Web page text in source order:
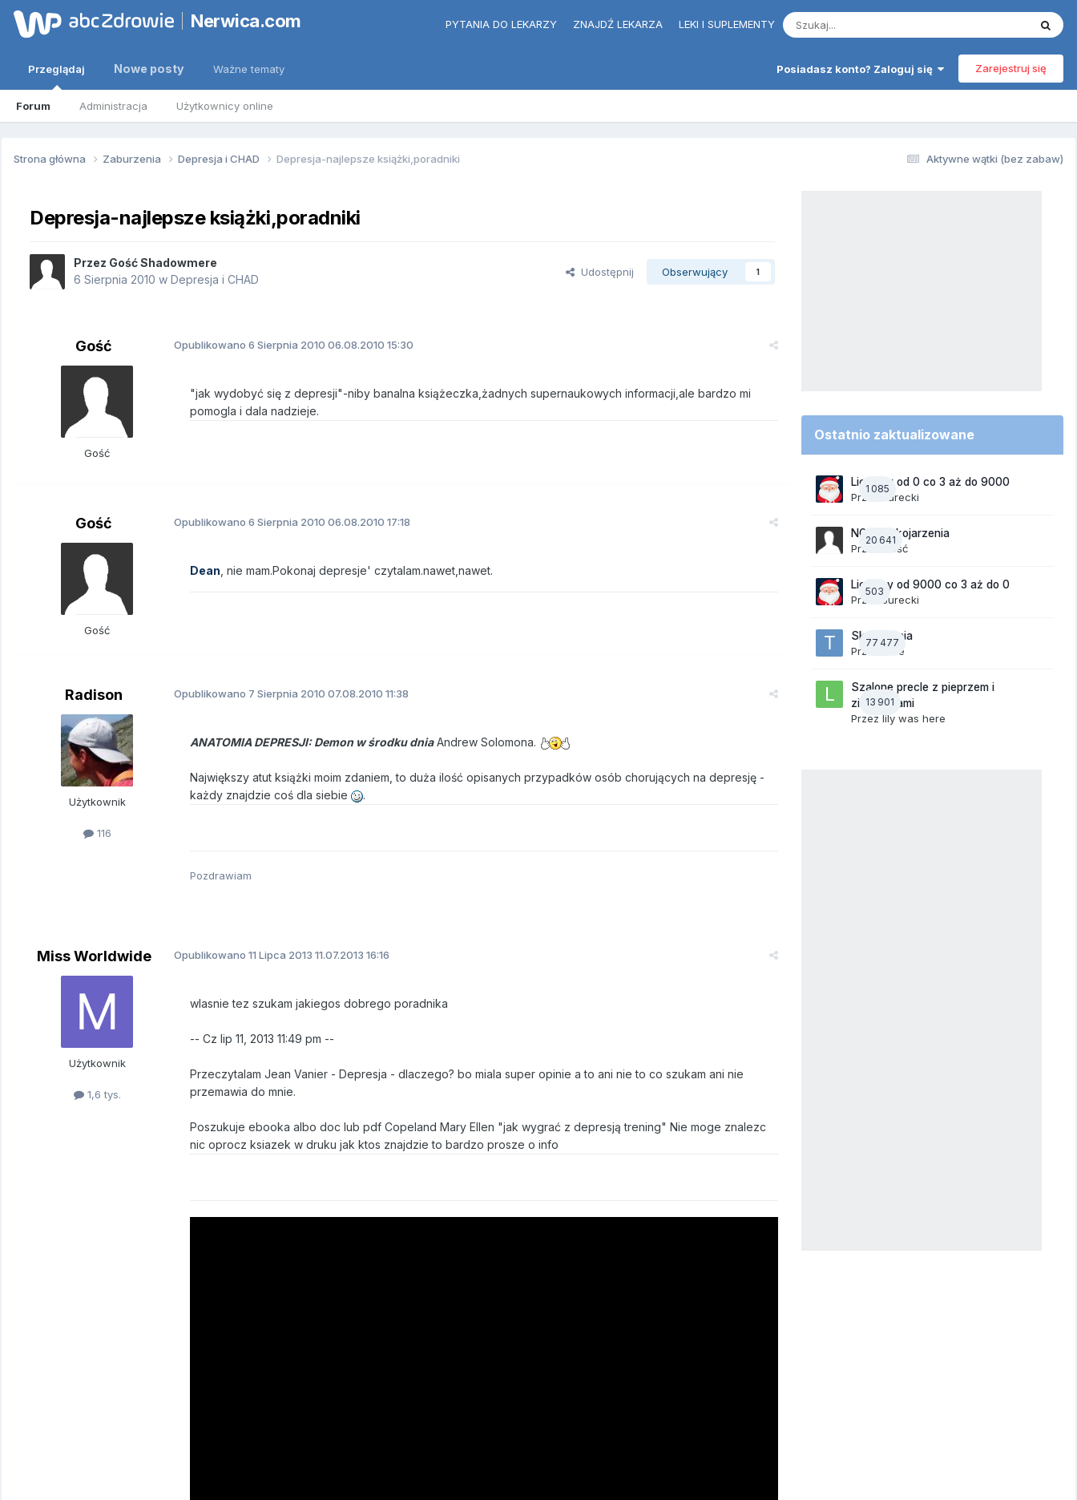
Nerwica.com PYTANIA DO LEKARZY ZNAJDŹ LEKARZA LEKI I SUPLEMENTY
Posiadasz konto? Zaloguj się Zarejestruj się
Przeglądaj
Forum Administracja Użytkownicy online
Nowe posty Ważne tematy
Aktywne wątki (bez zabaw)
Strona główna Zaburzenia Depresja i CHAD Depresja-najlepsze książki,poradniki
Depresja-najlepsze książki,poradniki
Przez Gość Shadowmere
6 Sierpnia 2010 w Depresja i CHAD
Udostępnij Obserwujący 1
Gość
Gość
Opublikowano 6 Sierpnia 2010 06.08.2010 15:30
"jak wydobyć się z depresji"-niby banalna książeczka,żadnych supernaukowych informacji,ale bardzo mi
pomogla i dala nadzieje.
Gość
Gość
Opublikowano 6 Sierpnia 2010 06.08.2010 17:18
Dean , nie mam.Pokonaj depresje' czytalam.nawet,nawet.
Radison
Użytkownik
116
Opublikowano 7 Sierpnia 2010 07.08.2010 11:38
ANATOMIA DEPRESJI: Demon w środku dniaAndrew Solomona.
Największy atut książki moim zdaniem, to duża ilość opisanych przypadków osób chorujących na depresję -
każdy znajdzie coś dla siebie
.
Pozdrawiam
Miss Worldwide
Użytkownik
1,6 tys.
Opublikowano 11 Lipca 2013 11.07.2013 16:16
wlasnie tez szukam jakiegos dobrego poradnika
-- Cz lip 11, 2013 11:49 pm --
Przeczytalam Jean Vanier - Depresja - dlaczego? bo miala super opinie a to ani nie to co szukam ani nie
przemawia do mnie.
Poszukuje ebooka albo doc lub pdf Copeland Mary Ellen "jak wygrać z depresją trening" Nie moge znalezc
nic oprocz ksiazek w druku jak ktos znajdzie to bardzo prosze o info
Ostatnio zaktualizowane
1 085
Liczymy od 0 co 3 aż do 9000
Przez
Jurecki
20 641
NOWE Skojarzenia
Przez Gość
503
Liczymy od 9000 co 3 aż do 0
Przez
Jurecki
77 477
Skojarzenia
Przez
tede
13 901
Szalone precle z pieprzem i
ziemniakami
Przez lily was here